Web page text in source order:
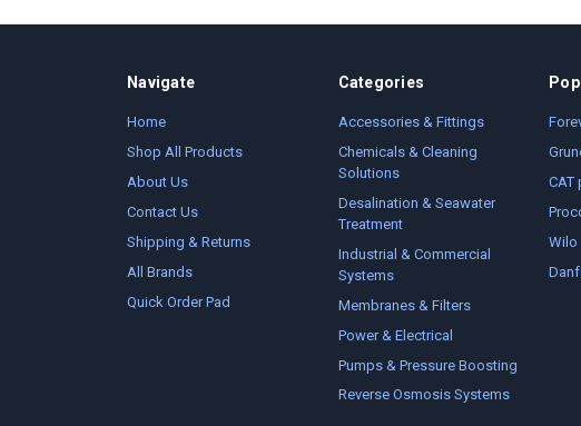
Navigate
Home
Shop All Products
About Us
Contact Us
Shipping & Returns
All Brands
Quick Order Pad
Categories
Accessories & Fittings
Chemicals & Cleaning
Solutions
Desalination & Seawater
Treatment
Industrial & Commercial
Systems
Membranes & Filters
Power & Electrical
Pumps & Pressure Boosting
Reverse Osmosis Systems
CAT
Wilo